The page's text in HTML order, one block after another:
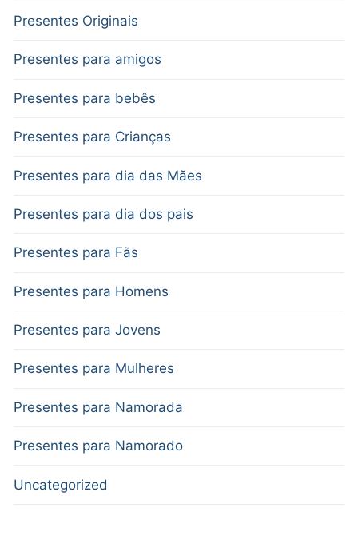
Presentes Originais
Presentes para amigos
Presentes para bebês
Presentes para Crianças
Presentes para dia das Mães
Presentes para dia dos pais
Presentes para Fãs
Presentes para Homens
Presentes para Jovens
Presentes para Mulheres
Presentes para Namorada
Presentes para Namorado
Uncategorized